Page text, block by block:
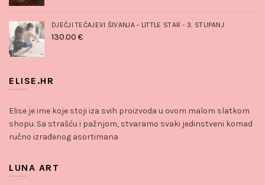
DJEČJI TEČAJEVI ŠIVANJA - LITTLE STAR - 3. STUPANJ
130.00 €
ELISE.HR
Elise je ime koje stoji iza svih proizvoda u ovom malom slatkom
shopu. Sa strašću i pažnjom, stvaramo svaki jedinstveni komad
ručno izrađenog asortimana
LUNA ART